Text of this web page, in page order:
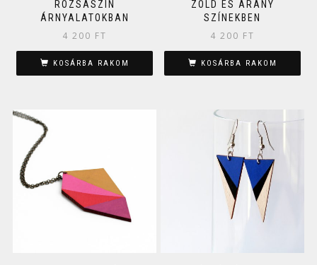
RÓZSASZÍN
ÁRNYALATOKBAN
4 200 FT
KOSÁRBA RAKOM
ZÖLD ÉS ARANY
SZÍNEKBEN
4 200 FT
KOSÁRBA RAKOM